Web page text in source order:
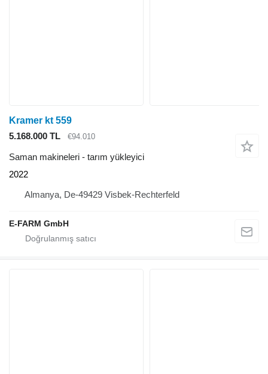
Kramer kt 559
5.168.000 TL
€94.010
Saman makineleri - tarım yükleyici
2022
Almanya, De-49429 Visbek-Rechterfeld
E-FARM GmbH